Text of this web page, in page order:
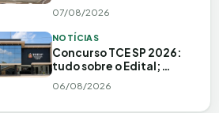
previstas
07/08/2026
NOTÍCIAS
Concurso TCE SP 2026:
tudo sobre o Edital;
Salário de R$20 MIL
06/08/2026